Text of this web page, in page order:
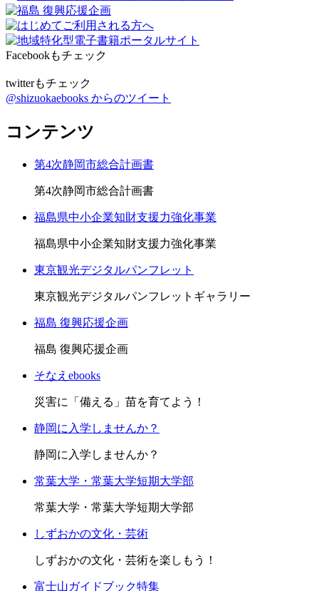
Facebookもチェック
twitterもチェック
@shizuokaebooks からのツイート
コンテンツ
第4次静岡市総合計画書
第4次静岡市総合計画書
福島県中小企業知財支援力強化事業
福島県中小企業知財支援力強化事業
東京観光デジタルパンフレット
東京観光デジタルパンフレットギャラリー
福島 復興応援企画
福島 復興応援企画
そなえebooks
災害に「備える」苗を育てよう！
静岡に入学しませんか？
静岡に入学しませんか？
常葉大学・常葉大学短期大学部
常葉大学・常葉大学短期大学部
しずおかの文化・芸術
しずおかの文化・芸術を楽しもう！
富士山ガイドブック特集